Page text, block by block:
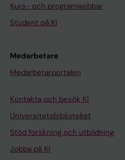
Kurs- och programwebbar
Student på KI
Medarbetare
Medarbetarportalen
Kontakta och besök KI
Universitetsbiblioteket
Stöd forskning och utbildning
Jobba på KI